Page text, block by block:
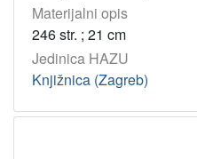
Materijalni opis
246 str. ; 21 cm
Jedinica HAZU
Knjižnica (Zagreb)